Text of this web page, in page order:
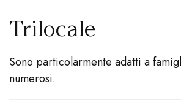
Trilocale
Sono particolarmente adatti a
numerosi.